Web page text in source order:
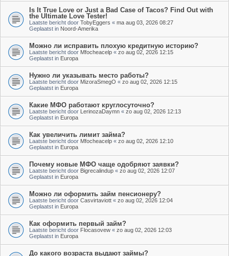
Is It True Love or Just a Bad Case of Tacos? Find Out with
the Ultimate Love Tester!
Laatste bericht door TobyEggers « ma aug 03, 2026 08:27
Geplaatst in Noord-Amerika
Можно ли исправить плохую кредитную историю?
Laatste bericht door Mfocheacelp « zo aug 02, 2026 12:15
Geplaatst in Europa
Нужно ли указывать место работы?
Laatste bericht door MizoraSmegO « zo aug 02, 2026 12:15
Geplaatst in Europa
Какие МФО работают круглосуточно?
Laatste bericht door LerinozaDaymn « zo aug 02, 2026 12:13
Geplaatst in Europa
Как увеличить лимит займа?
Laatste bericht door Mfocheacelp « zo aug 02, 2026 12:10
Geplaatst in Europa
Почему новые МФО чаще одобряют заявки?
Laatste bericht door Bigrecalindup « zo aug 02, 2026 12:07
Geplaatst in Europa
Можно ли оформить займ пенсионеру?
Laatste bericht door Casvirtaviott « zo aug 02, 2026 12:04
Geplaatst in Europa
Как оформить первый займ?
Laatste bericht door Flocasovew « zo aug 02, 2026 12:03
Geplaatst in Europa
До какого возраста выдают займы?